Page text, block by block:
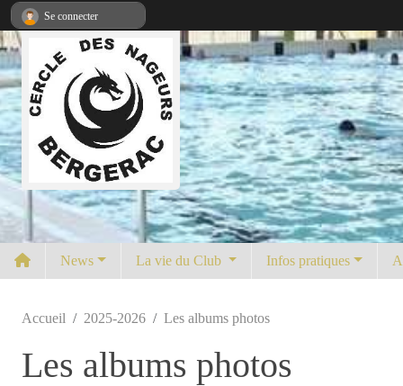
News La vie du Club Infos pratiques
Accueil 2025-2026 Les albums photos
Les albums photos
Se connecter
Panneau de gestion des cookies